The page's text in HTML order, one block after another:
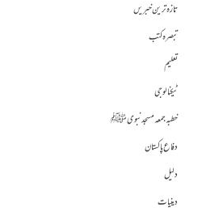
تازہ ترین خبریں
تبصرہ کتب
تعلیم
ٹیکنالوجی
خطبہ جمعہ مسجد نبوی ﷺ
دفاع پاکستان
دلیل
دینیات